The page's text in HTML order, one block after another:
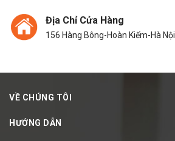
Địa Chỉ Cửa Hàng
156 Hàng Bông-Hoàn Kiếm-Hà Nội.
VỀ CHÚNG TÔI
HƯỚNG DẪN